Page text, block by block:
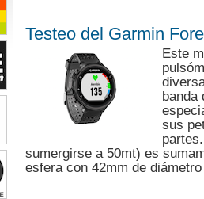
Testeo del Garmin
Este
banda
sus
sumergirse a 50mt) es
esfera con 42mm de